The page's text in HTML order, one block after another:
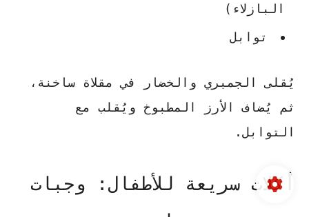
البازلاء)
توابل
يُقلى الجمبري والخضار في مقلاة ساخنة،
ثم يُضاف الأرز المطبوخ ويُقلب مع
التوابل.
أكلات سريعة للأطفال: وجبات